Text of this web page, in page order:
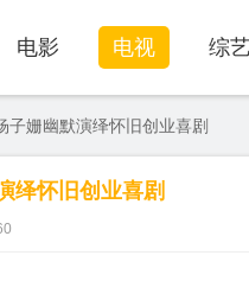
电影 电视 综
子姗幽默演绎怀旧创业喜剧
绎怀旧创业喜剧